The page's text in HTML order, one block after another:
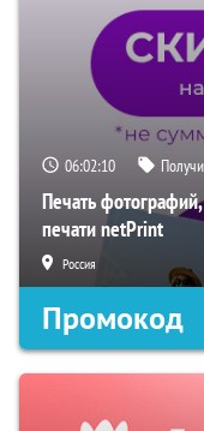
06:02:09
Печать
печати netPrint
Россия
Промокод